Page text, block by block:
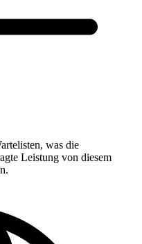
was die
Leistung von diesem